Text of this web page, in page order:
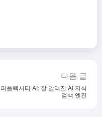
다음 글
퍼플렉서티 AI: 잘 알려진 AI 지식
검색 엔진